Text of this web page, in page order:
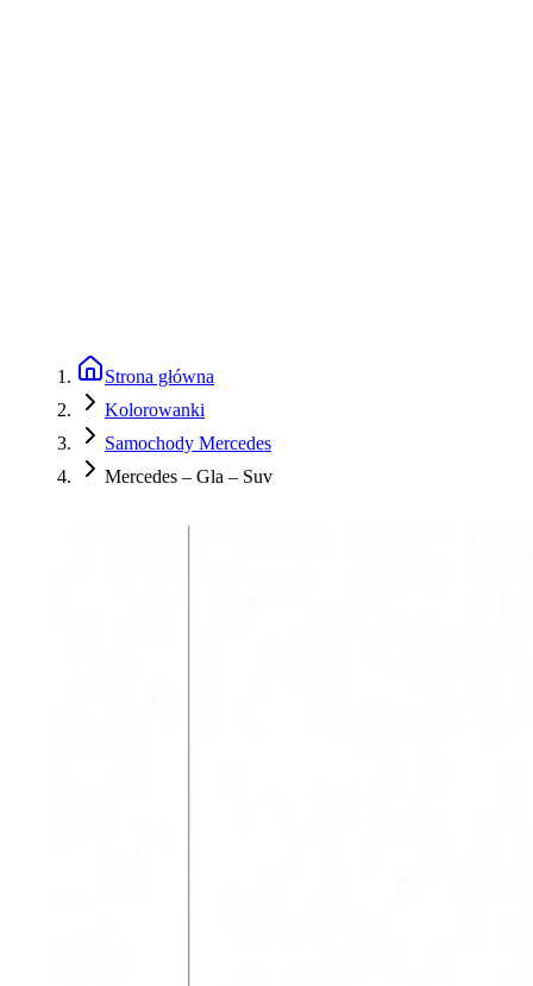
Strona główna
Kolorowanki
Samochody Mercedes
Mercedes – Gla – Suv